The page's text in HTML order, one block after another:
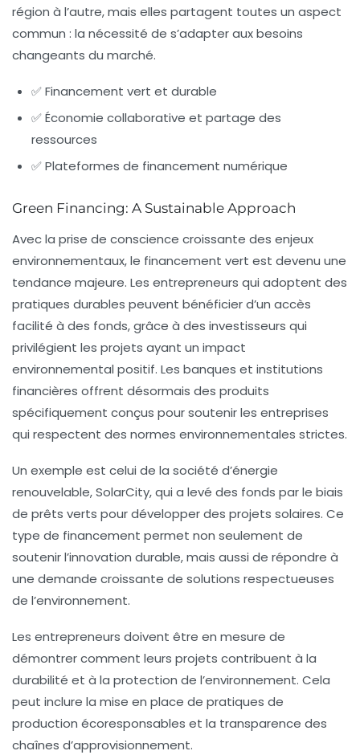
région à l’autre, mais elles partagent toutes un aspect
commun : la nécessité de s’adapter aux besoins
changeants du marché.
✅ Financement vert et durable
✅ Économie collaborative et partage des
ressources
✅ Plateformes de financement numérique
Green Financing: A Sustainable Approach
Avec la prise de conscience croissante des enjeux
environnementaux, le financement vert est devenu une
tendance majeure. Les entrepreneurs qui adoptent des
pratiques durables peuvent bénéficier d’un accès
facilité à des fonds, grâce à des investisseurs qui
privilégient les projets ayant un impact
environnemental positif. Les banques et institutions
financières offrent désormais des produits
spécifiquement conçus pour soutenir les entreprises
qui respectent des normes environnementales strictes.
Un exemple est celui de la société d’énergie
renouvelable, SolarCity, qui a levé des fonds par le biais
de prêts verts pour développer des projets solaires. Ce
type de financement permet non seulement de
soutenir l’innovation durable, mais aussi de répondre à
une demande croissante de solutions respectueuses
de l’environnement.
Les entrepreneurs doivent être en mesure de
démontrer comment leurs projets contribuent à la
durabilité et à la protection de l’environnement. Cela
peut inclure la mise en place de pratiques de
production écoresponsables et la transparence des
chaînes d’approvisionnement.